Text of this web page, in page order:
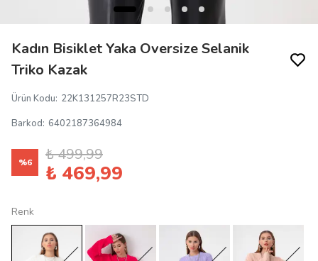
Kadın Bisiklet Yaka Oversize Selanik
Triko Kazak
Ürün Kodu: 22K131257R23STD
Barkod: 6402187364984
%6 ₺ 499,99
₺ 469,99
Renk